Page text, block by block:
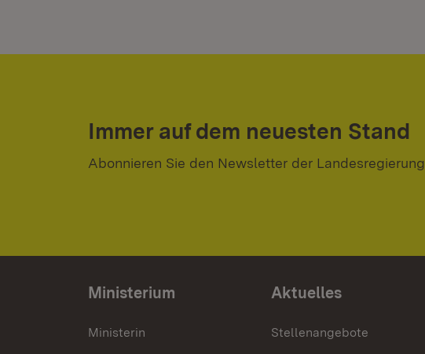
Immer auf dem neuesten Stand
Abonnieren Sie den Newsletter der Landesregierung.
Ministerium
Ministerin
Aktuelles
Stellenangebote